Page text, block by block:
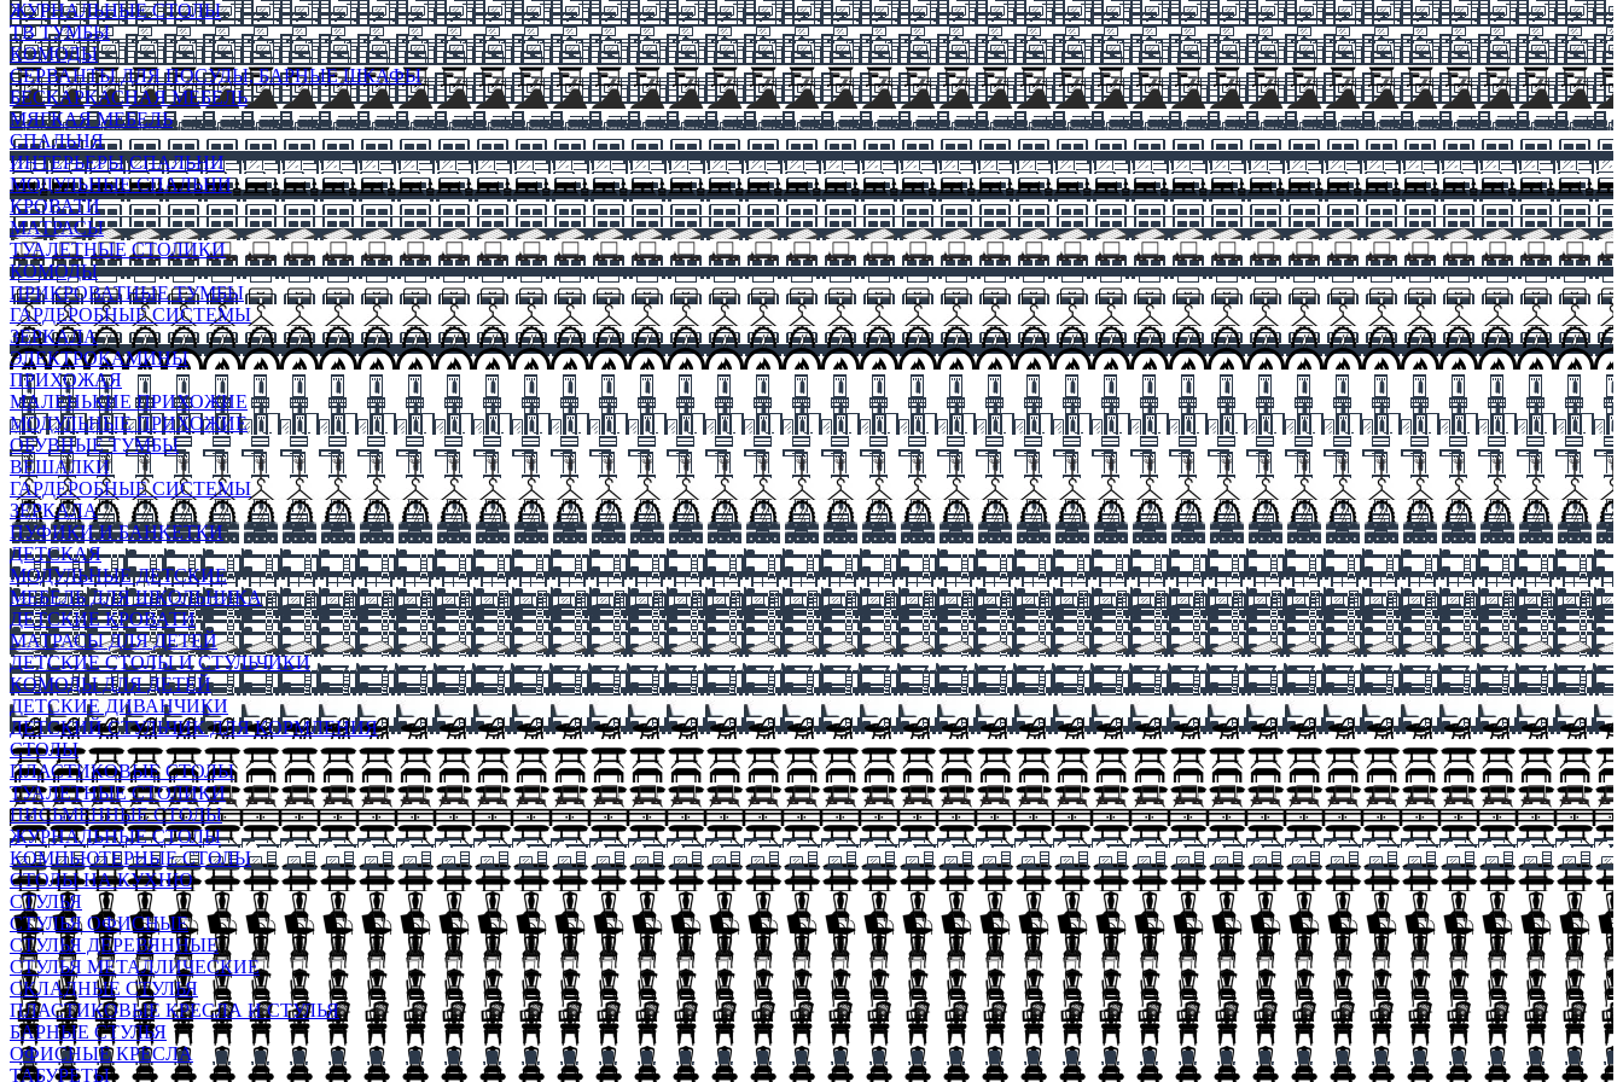
ЖУРНАЛЬНЫЕ СТОЛЫ
ТВ ТУМБЫ
КОМОДЫ
СЕРВАНТЫ ДЛЯ ПОСУДЫ, БАРНЫЕ ШКАФЫ
БЕСКАРКАСНАЯ МЕБЕЛЬ
МЯГКАЯ МЕБЕЛЬ
СПАЛЬНЯ
ИНТЕРЬЕРЫ СПАЛЬНИ
МОДУЛЬНЫЕ СПАЛЬНИ
КРОВАТИ
МАТРАСЫ
ТУАЛЕТНЫЕ СТОЛИКИ
КОМОДЫ
ПРИКРОВАТНЫЕ ТУМБЫ
ГАРДЕРОБНЫЕ СИСТЕМЫ
ЗЕРКАЛА
ЭЛЕКТРОКАМИНЫ
ПРИХОЖАЯ
МАЛЕНЬКИЕ ПРИХОЖИЕ
МОДУЛЬНЫЕ ПРИХОЖИЕ
ОБУВНЫЕ ТУМБЫ
ВЕШАЛКИ
ГАРДЕРОБНЫЕ СИСТЕМЫ
ЗЕРКАЛА
ПУФИКИ И БАНКЕТКИ
ДЕТСКАЯ
МОДУЛЬНЫЕ ДЕТСКИЕ
МЕБЕЛЬ ДЛЯ ШКОЛЬНИКА
ДЕТСКИЕ КРОВАТИ
МАТРАСЫ ДЛЯ ДЕТЕЙ
ДЕТСКИЕ СТОЛЫ И СТУЛЬЧИКИ
КОМОДЫ ДЛЯ ДЕТЕЙ
ДЕТСКИЕ ДИВАНЧИКИ
ДЕТСКИЙ СТУЛЬЧИК ДЛЯ КОРМЛЕНИЯ
СТОЛЫ
ПЛАСТИКОВЫЕ СТОЛЫ
ТУАЛЕТНЫЕ СТОЛИКИ
ПИСЬМЕННЫЕ СТОЛЫ
ЖУРНАЛЬНЫЕ СТОЛЫ
КОМПЬЮТЕРНЫЕ СТОЛЫ
СТОЛЫ НА КУХНЮ
СТУЛЬЯ
СТУЛЬЯ ОФИСНЫЕ
СТУЛЬЯ ДЕРЕВЯННЫЕ
СТУЛЬЯ МЕТАЛЛИЧЕСКИЕ
СКЛАДНЫЕ СТУЛЬЯ
ПЛАСТИКОВЫЕ КРЕСЛА И СТУЛЬЯ
БАРНЫЕ СТУЛЬЯ
ОФИСНЫЕ КРЕСЛА
ТАБУРЕТЫ